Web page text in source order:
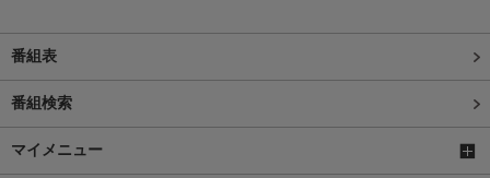
番組表
番組検索
マイメニュー